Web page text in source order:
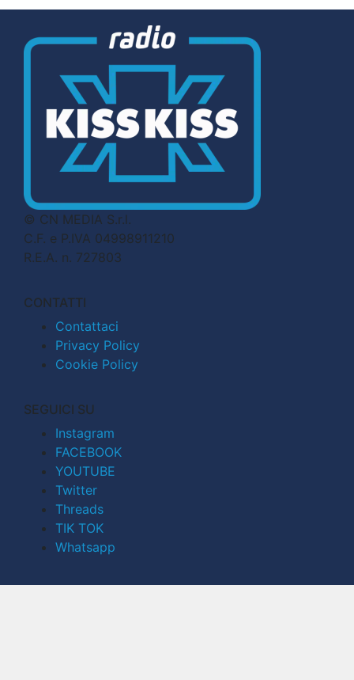
© CN MEDIA S.r.l.
C.F. e P.IVA 04998911210
R.E.A. n. 727803
CONTATTI
Contattaci
Privacy Policy
Cookie Policy
SEGUICI SU
Instagram
FACEBOOK
YOUTUBE
Twitter
Threads
TIK TOK
Whatsapp